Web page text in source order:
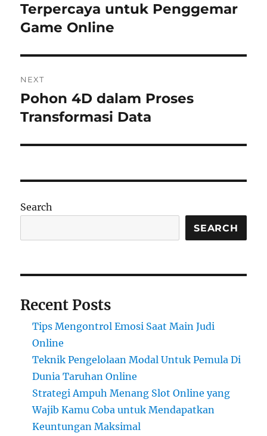
Terpercaya untuk Penggemar
Game Online
NEXT
Next
post:
Pohon 4D dalam Proses
Transformasi Data
Search
SEARCH
Recent Posts
Tips Mengontrol Emosi Saat Main Judi
Online
Teknik Pengelolaan Modal Untuk Pemula Di
Dunia Taruhan Online
Strategi Ampuh Menang Slot Online yang
Wajib Kamu Coba untuk Mendapatkan
Keuntungan Maksimal